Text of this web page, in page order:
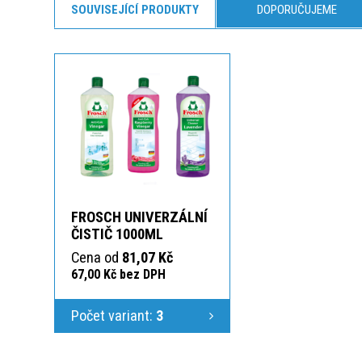
SOUVISEJÍCÍ PRODUKTY DOPORUČUJEME
FROSCH UNIVERZÁLNÍ
ČISTIČ 1000ML
Cena od 81,07 Kč
67,00 Kč bez DPH
Počet variant: 3